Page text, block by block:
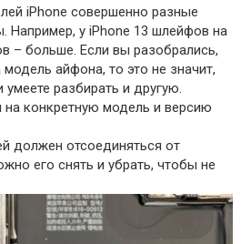
iPhone совершенно разные
Например, у iPhone 13 шлейфов на
– больше. Если вы разобрались,
айфона, то это не значит,
разбирать и другую.
на конкретную модель и версию
должен отсоединяться от
его снять и убрать, чтобы не